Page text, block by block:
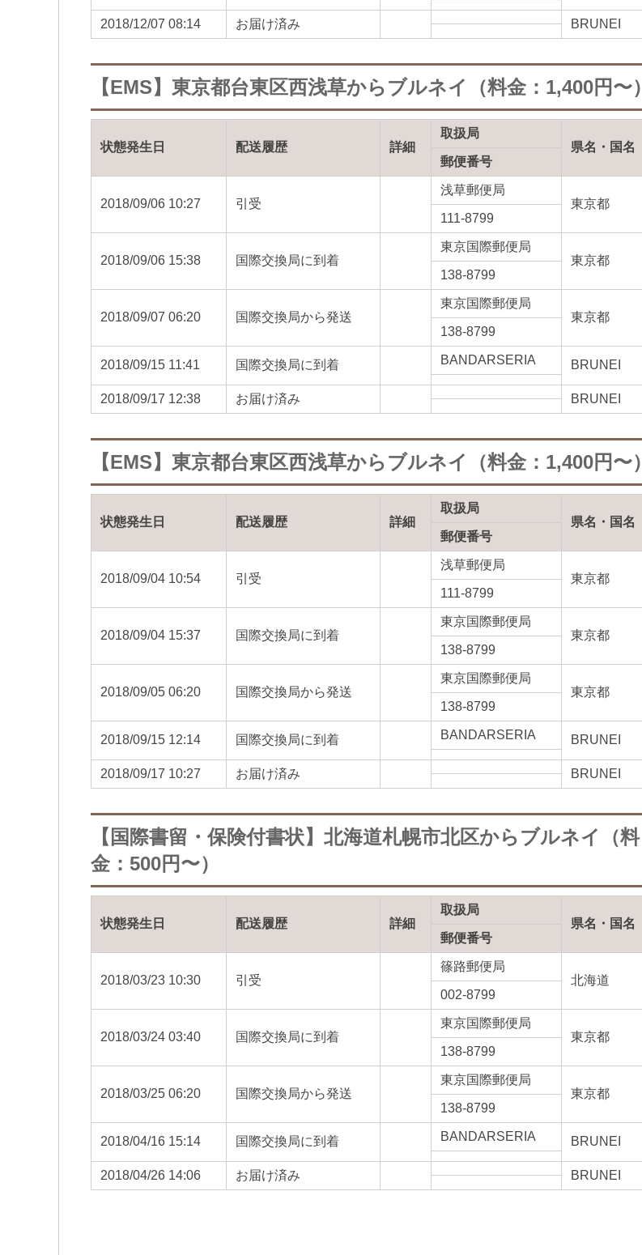
2018/12/07 08:14 お届け済み BRUNEI
【EMS】東京都台東区西浅草からブルネイ（料金：1,400円〜）
状態発生日 配送履歴 詳細
取扱局
県名・国名
郵便番号
2018/09/06 10:27 引受
浅草郵便局
東京都
111-8799
2018/09/06 15:38 国際交換局に到着
東京国際郵便局
東京都
138-8799
2018/09/07 06:20 国際交換局から発送
東京国際郵便局
東京都
138-8799
2018/09/15 11:41 国際交換局に到着 BANDARSERIA BRUNEI
2018/09/17 12:38 お届け済み BRUNEI
【EMS】東京都台東区西浅草からブルネイ（料金：1,400円〜）
状態発生日 配送履歴 詳細
取扱局
県名・国名
郵便番号
2018/09/04 10:54 引受
浅草郵便局
東京都
111-8799
2018/09/04 15:37 国際交換局に到着
東京国際郵便局
東京都
138-8799
2018/09/05 06:20 国際交換局から発送
東京国際郵便局
東京都
138-8799
2018/09/15 12:14 国際交換局に到着 BANDARSERIA BRUNEI
2018/09/17 10:27 お届け済み BRUNEI
【国際書留・保険付書状】北海道札幌市北区からブルネイ（料
金：500円〜）
状態発生日 配送履歴 詳細
取扱局
県名・国名
郵便番号
2018/03/23 10:30 引受
篠路郵便局
北海道
002-8799
2018/03/24 03:40 国際交換局に到着
東京国際郵便局
東京都
138-8799
2018/03/25 06:20 国際交換局から発送
東京国際郵便局
東京都
138-8799
2018/04/16 15:14 国際交換局に到着 BANDARSERIA BRUNEI
2018/04/26 14:06 お届け済み BRUNEI